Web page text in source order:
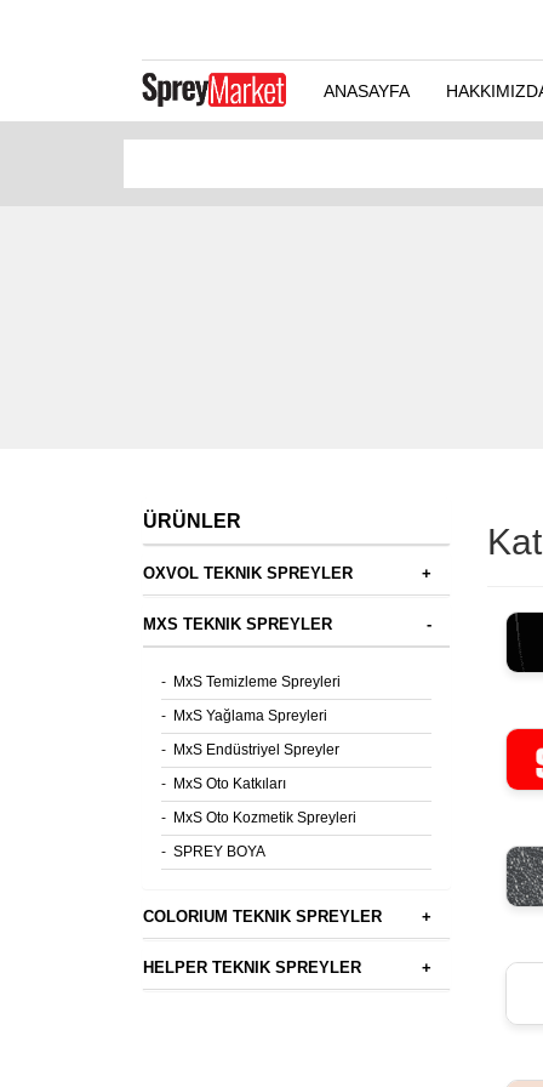
ANASAYFA
ÜRÜNLER
+
OXVOL TEKNIK SPREYLER
-
MXS TEKNIK SPREYLER
- MxS Temizleme Spreyleri
- MxS Yağlama Spreyleri
- MxS Endüstriyel Spreyler
- MxS Oto Katkıları
- MxS Oto Kozmetik Spreyleri
- SPREY BOYA
+
COLORIUM TEKNIK SPREYLER
+
HELPER TEKNIK SPREYLER